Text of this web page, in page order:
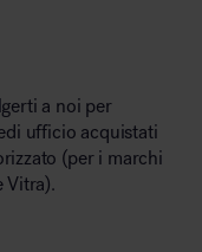
a noi per
ufficio acquistati
(per i marchi
Vitra).